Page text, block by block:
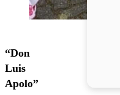
“Don
Luis
Apolo”